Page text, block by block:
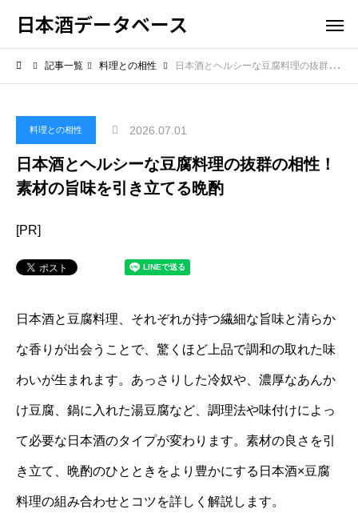
日本酒データベース
記事一覧 料理との相性 日本酒とヘルシーな豆腐料理の抜群の相性！素材の旨味を引き立てる晩酌
料理との相性 2026.07.01
日本酒とヘルシーな豆腐料理の抜群の相性！
素材の旨味を引き立てる晩酌
[PR]
日本酒と豆腐料理、それぞれが持つ繊細な旨味と清らか
な香りが出会うことで、驚くほど上品で調和の取れた味
わいが生まれます。あっさりした冷奴や、濃厚なあんか
け豆腐、鍋に入れた湯豆腐など、調理法や味付けによっ
て必要な日本酒のタイプが変わります。素材の良さを引
き立て、晩酌のひとときをより豊かにする日本酒×豆腐
料理の組み合わせとコツを詳しく解説します。